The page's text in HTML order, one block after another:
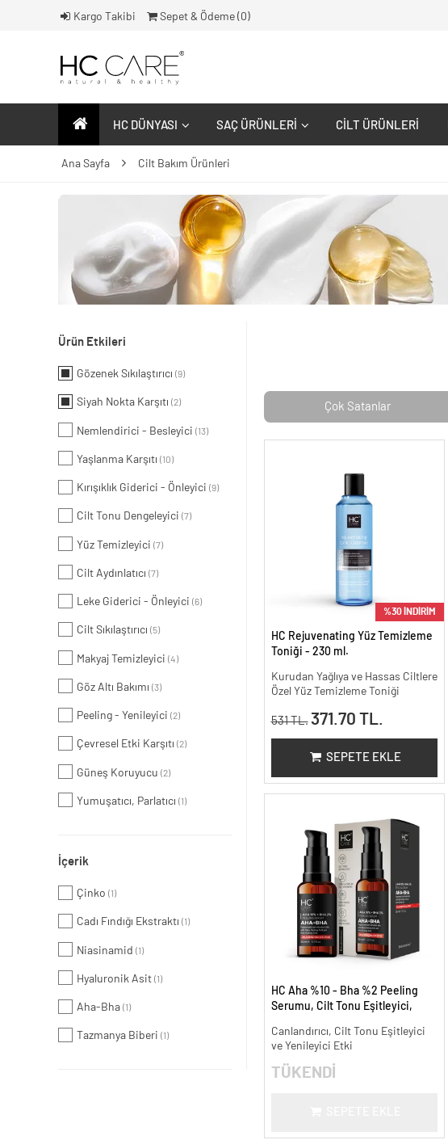
Kargo Takibi Sepet & Ödeme ( 0)
HC DÜNYASI SAÇ ÜRÜNLERI CILT ÜRÜNLERI
Ana Sayfa Cilt Bakım Ürünleri
Ürün Etkileri
Gözenek Sıkılaştırıcı (9)
Siyah Nokta Karşıtı (2)
Nemlendirici - Besleyici (13)
Yaşlanma Karşıtı (10)
Kırışıklık Giderici - Önleyici (9)
Cilt Tonu Dengeleyici (7)
Yüz Temizleyici (7)
Cilt Aydınlatıcı (7)
Leke Giderici - Önleyici (6)
Cilt Sıkılaştırıcı (5)
Makyaj Temizleyici (4)
Göz Altı Bakımı (3)
Peeling - Yenileyici (2)
Çevresel Etki Karşıtı (2)
Güneş Koruyucu (2)
Yumuşatıcı, Parlatıcı (1)
İçerik
Çinko (1)
Cadı Fındığı Ekstraktı (1)
Niasinamid (1)
Hyaluronik Asit (1)
Aha-Bha (1)
Tazmanya Biberi (1)
Çok Satanlar
%30 İNDİRİM
HC Rejuvenating Yüz Temizleme
Toniği - 230 ml.
Kurudan Yağlıya ve Hassas Ciltlere
Özel Yüz Temizleme Toniği
531 TL. 371.70 TL.
SEPETE EKLE
HC Aha %10 - Bha %2 Peeling
Serumu, Cilt Tonu Eşitleyici,
Canlandırıcı, Cilt Tonu Eşitleyici
ve Yenileyici Etki
TÜKENDİ